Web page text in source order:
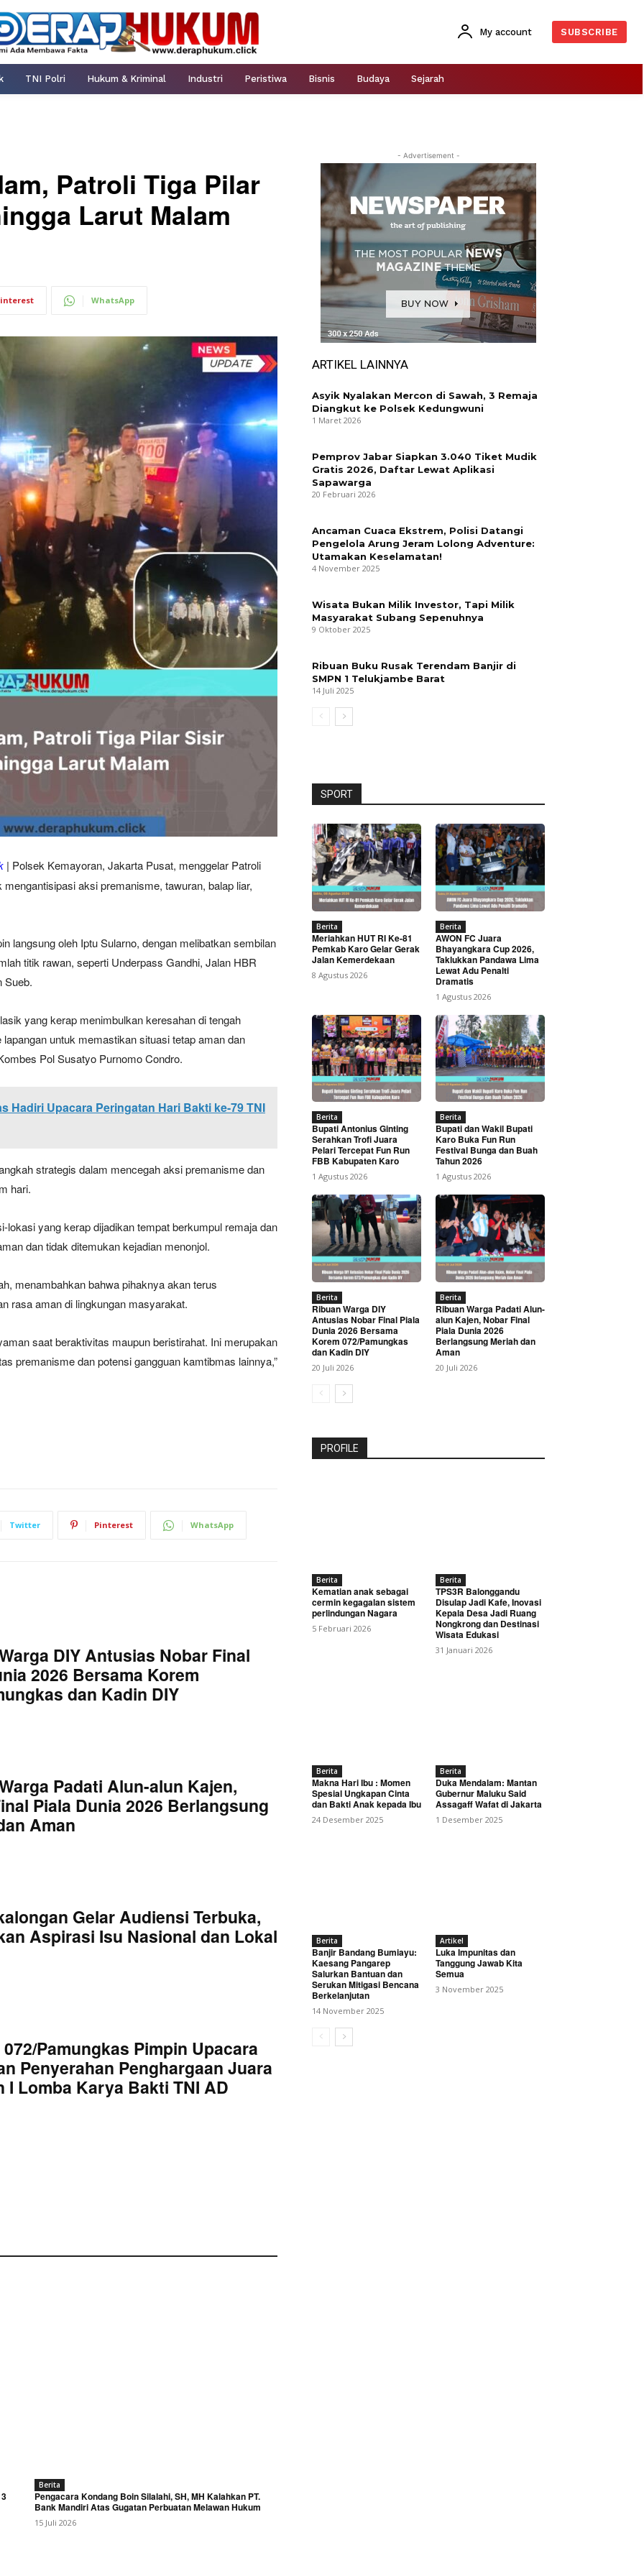
NOW
Bekasi Berusaha mempermudah Masyarakat membayar Pajak Kendaraan
My account SUBSCRIBE
TNI Polri Hukum & Kriminal Industri Peristiwa Bisnis Budaya Sejarah
Patroli Tiga Pilar
Larut Malam
WhatsApp
| Polsek Kemayoran, Jakarta Pusat, menggelar Patroli
aksi premanisme, tawuran, balap liar,
langsung oleh Iptu Sularno, dengan melibatkan sembilan
titik rawan, seperti Underpass Gandhi, Jalan HBR
Sueb.
yang kerap menimbulkan keresahan di tengah
untuk memastikan situasi tetap aman dan
Pol Susatyo Purnomo Condro.
Hadiri Upacara Peringatan Hari Bakti ke-79 TNI
strategis dalam mencegah aksi premanisme dan
hari.
yang kerap dijadikan tempat berkumpul remaja dan
dan tidak ditemukan kejadian menonjol.
menambahkan bahwa pihaknya akan terus
rasa aman di lingkungan masyarakat.
saat beraktivitas maupun beristirahat. Ini merupakan
premanisme dan potensi gangguan kamtibmas lainnya,”
Twitter Pinterest WhatsApp
DIY Antusias Nobar Final
2026 Bersama Korem
dan Kadin DIY
Padati Alun-alun Kajen,
Piala Dunia 2026 Berlangsung
Aman
Gelar Audiensi Terbuka,
Aspirasi Isu Nasional dan Lokal
Pamungkas Pimpin Upacara
Penyerahan Penghargaan Juara
I Lomba Karya Bakti TNI AD
Berita
Pengacara Kondang Boin Silalahi, SH, MH Kalahkan PT.
Bank Mandiri Atas Gugatan Perbuatan Melawan Hukum
15 Juli 2026
- Advertisement -
ARTIKEL LAINNYA
Asyik Nyalakan Mercon di Sawah, 3 Remaja
Diangkut ke Polsek Kedungwuni
1 Maret 2026
Pemprov Jabar Siapkan 3.040 Tiket Mudik
Gratis 2026, Daftar Lewat Aplikasi
Sapawarga
20 Februari 2026
Ancaman Cuaca Ekstrem, Polisi Datangi
Pengelola Arung Jeram Lolong Adventure:
Utamakan Keselamatan!
4 November 2025
Wisata Bukan Milik Investor, Tapi Milik
Masyarakat Subang Sepenuhnya
9 Oktober 2025
Ribuan Buku Rusak Terendam Banjir di
SMPN 1 Telukjambe Barat
14 Juli 2025
SPORT
Berita
Meriahkan HUT RI Ke-81
Pemkab Karo Gelar Gerak
Jalan Kemerdekaan
8 Agustus 2026
Berita
AWON FC Juara
Bhayangkara Cup 2026,
Taklukkan Pandawa Lima
Lewat Adu Penalti
Dramatis
1 Agustus 2026
Berita
Bupati Antonius Ginting
Serahkan Trofi Juara
Pelari Tercepat Fun Run
FBB Kabupaten Karo
1 Agustus 2026
Berita
Bupati dan Wakil Bupati
Karo Buka Fun Run
Festival Bunga dan Buah
Tahun 2026
1 Agustus 2026
Berita
Ribuan Warga DIY
Antusias Nobar Final Piala
Dunia 2026 Bersama
Korem 072/Pamungkas
dan Kadin DIY
20 Juli 2026
Berita
Ribuan Warga Padati Alun-
alun Kajen, Nobar Final
Piala Dunia 2026
Berlangsung Meriah dan
Aman
20 Juli 2026
PROFILE
Berita
Kematian anak sebagai
cermin kegagalan sistem
perlindungan Nagara
5 Februari 2026
Berita
TPS3R Balonggandu
Disulap Jadi Kafe, Inovasi
Kepala Desa Jadi Ruang
Nongkrong dan Destinasi
Wisata Edukasi
31 Januari 2026
Berita
Makna Hari Ibu : Momen
Spesial Ungkapan Cinta
dan Bakti Anak kepada Ibu
24 Desember 2025
Berita
Duka Mendalam: Mantan
Gubernur Maluku Said
Assagaff Wafat di Jakarta
1 Desember 2025
Berita
Banjir Bandang Bumiayu:
Kaesang Pangarep
Salurkan Bantuan dan
Serukan Mitigasi Bencana
Berkelanjutan
14 November 2025
Artikel
Luka Impunitas dan
Tanggung Jawab Kita
Semua
3 November 2025